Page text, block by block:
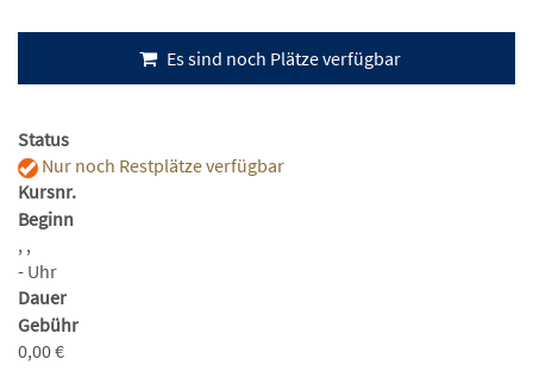
Es sind noch Plätze verfügbar
Status
Nur noch Restplätze verfügbar
Kursnr.
Beginn
, ,
- Uhr
Dauer
Gebühr
0,00 €